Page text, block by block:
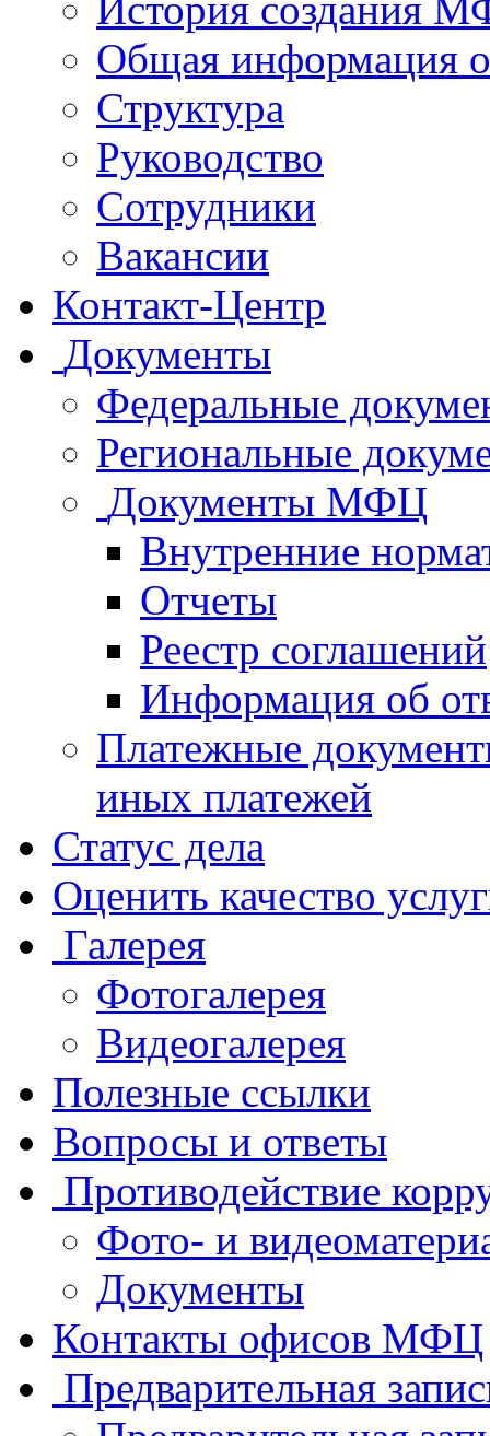
История создания
Общая
Структура
Руководство
Сотрудники
Вакансии
Контакт-Центр
Документы
Федеральные
Региональные
Документы МФЦ
Внутренние
Отчеты
Реестр соглашений
Информация об
Платежные
иных платежей
Статус дела
Оценить качество
Галерея
Фотогалерея
Видеогалерея
Полезные ссылки
Вопросы и ответы
Противодействие
Фото- и
Документы
Контакты офисов МФЦ
Предварительная